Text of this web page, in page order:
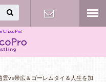
ChocoPro!
vs帯広＆ゴーレムタイ＆人生を加